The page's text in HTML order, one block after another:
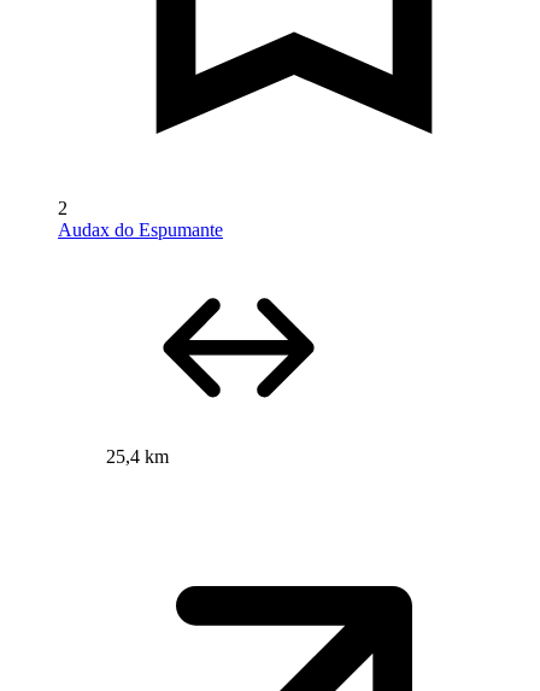
2
Audax do Espumante
25,4 km